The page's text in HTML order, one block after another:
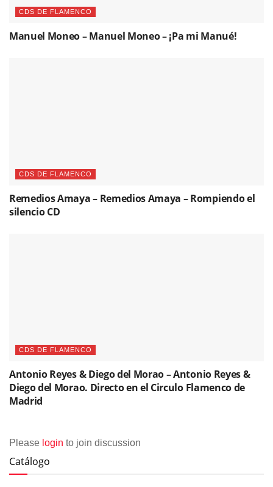
CDS DE FLAMENCO
Manuel Moneo – Manuel Moneo – ¡Pa mi Manué!
CDS DE FLAMENCO
Remedios Amaya – Remedios Amaya – Rompiendo el
silencio CD
CDS DE FLAMENCO
Antonio Reyes & Diego del Morao – Antonio Reyes &
Diego del Morao. Directo en el Circulo Flamenco de
Madrid
Please login to join discussion
Catálogo